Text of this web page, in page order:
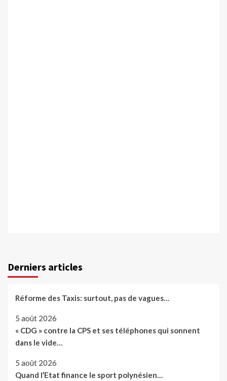
Derniers articles
Réforme des Taxis: surtout, pas de vagues…
5 août 2026
« CDG » contre la CPS et ses téléphones qui sonnent
dans le vide…
5 août 2026
Quand l’Etat finance le sport polynésien…